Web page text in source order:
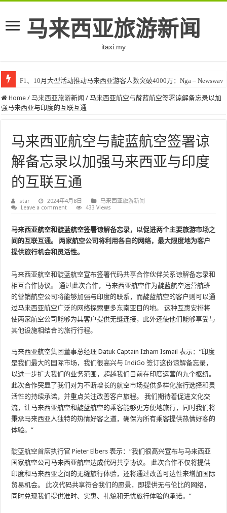
马来西亚旅游新闻
itaxi.my
F1、10月大型活动推动马来西亚游客人数突破4000万：Nga – Newswav
Home / 马来西亚旅游新闻 / 马来西亚航空与靛蓝航空签署谅解备忘录以加
强马来西亚与印度的互联互通
马来西亚航空与靛蓝航空签署谅
解备忘录以加强马来西亚与印度
的互联互通
star 2024年4月8日
马来西亚旅游新闻
Leave a comment
433 Views
马来西亚航空和靛蓝航空签署谅解备忘录，以促进两个主要旅游市场之
间的互联互通。 两家航空公司将利用各自的网络，最大限度地为客户
提供旅行机会和灵活性。
马来西亚航空和靛蓝航空宣布签署代码共享合作伙伴关系谅解备忘录和
相互合作协议。 通过此次合作，马来西亚航空作为靛蓝航空运营航班
的营销航空公司将能够加强与印度的联系，而靛蓝航空的客户则可以通
过马来西亚航空广泛的网络探索更多东南亚目的地。 这种互惠安排将
使两家航空公司能够为其客户提供无缝连接，此外还使他们能够享受与
其他设施相结合的旅行行程。
马来西亚航空集团董事总经理 Datuk Captain Izham Ismail 表示：“印度
是我们最大的国际市场，我们很高兴与 IndiGo 签订这份谅解备忘录，
以进一步扩大我们的业务范围，超越我们目前在印度运营的九个枢纽。
此次合作突显了我们对为不断增长的航空市场提供多样化旅行选择和灵
活性的持续承诺，并重点关注改善客户旅程。 我们期待着促进文化交
流，让马来西亚航空和靛蓝航空的乘客能够更方便地旅行，同时我们将
秉承马来西亚人独特的热情好客之道，确保为所有乘客提供热情好客的
体验。”
靛蓝航空首席执行官 Pieter Elbers 表示：“我们很高兴宣布与马来西亚
国家航空公司马来西亚航空达成代码共享协议。 此次合作不仅将提供
印度和马来西亚之间的无缝旅行体验，还将通过改善可达性来增加国际
贸易机会。 此次代码共享符合我们的愿景，即提供无与伦比的网络，
同时兑现我们提供准时、实惠、礼貌和无忧旅行体验的承诺。”